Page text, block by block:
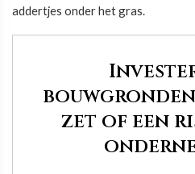
addertjes onder het gras.
zet of een